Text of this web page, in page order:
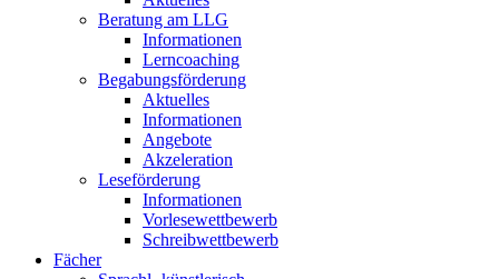
Beratung am LLG
Informationen
Lerncoaching
Begabungsförderung
Aktuelles
Informationen
Angebote
Akzeleration
Leseförderung
Informationen
Vorlesewettbewerb
Schreibwettbewerb
Fächer